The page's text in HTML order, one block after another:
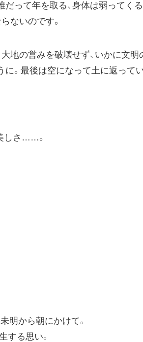
って年を取る、身体は弱ってく
ないのです。
地の営みを破壊せず、いかに文明
。最後は空になって土に返ってい
しさ……。
から朝にかけて。
る思い。